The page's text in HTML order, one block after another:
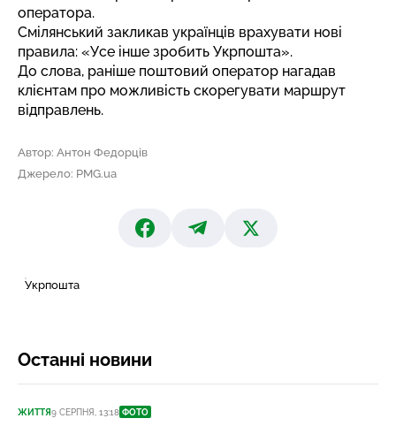
оператора.
Смілянський закликав українців врахувати нові
правила: «Усе інше зробить Укрпошта».
До слова, раніше поштовий оператор нагадав
клієнтам про можливість скорегувати маршрут
відправлень.
Автор: Антон Федорців
Джерело: PMG.ua
Укрпошта
Останні новини
ЖИТТЯ9 СЕРПНЯ, 13:18 ФОТО